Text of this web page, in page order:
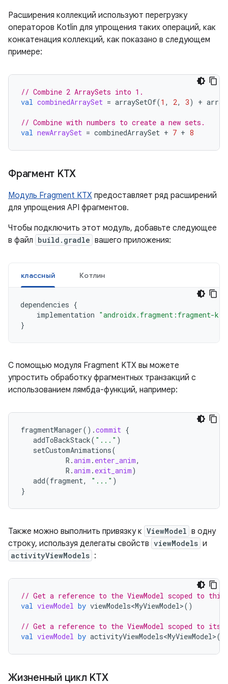
Расширения коллекций используют перегрузку
операторов Kotlin для упрощения таких операций, как
конкатенация коллекций, как показано в следующем
примере:
// Combine 2 ArraySets into 1.
val combinedArraySet = arraySetOf(1 , 2, 3) +
// Combine with numbers to create a new sets.
val newArraySet = combinedArraySet + 7 + 8
Фрагмент KTX
Модуль Fragment KTX предоставляет ряд расширений
для упрощения API фрагментов.
Чтобы подключить этот модуль, добавьте следующее
в файл build.gradle вашего приложения:
классный Котлин
dependencies {
implementation "androidx.fragment:fragment-
}
С помощью модуля Fragment KTX вы можете
упростить обработку фрагментных транзакций с
использованием лямбда-функций, например:
fragmentManager().commit {
addToBackStack( "..." )
setCustomAnimations(
R .anim . enter_anim,
R .anim . exit_anim)
add(fragment, "..." )
}
Также можно выполнить привязку к ViewModel в одну
строку, используя делегаты свойств viewModels и
activityViewModels :
// Get a reference to the ViewModel scoped to this
val viewModel by viewModels<MyViewModel>()
// Get a reference to the ViewModel scoped to its
val viewModel by activityViewModels<MyViewModel>()
Жизненный цикл KTX